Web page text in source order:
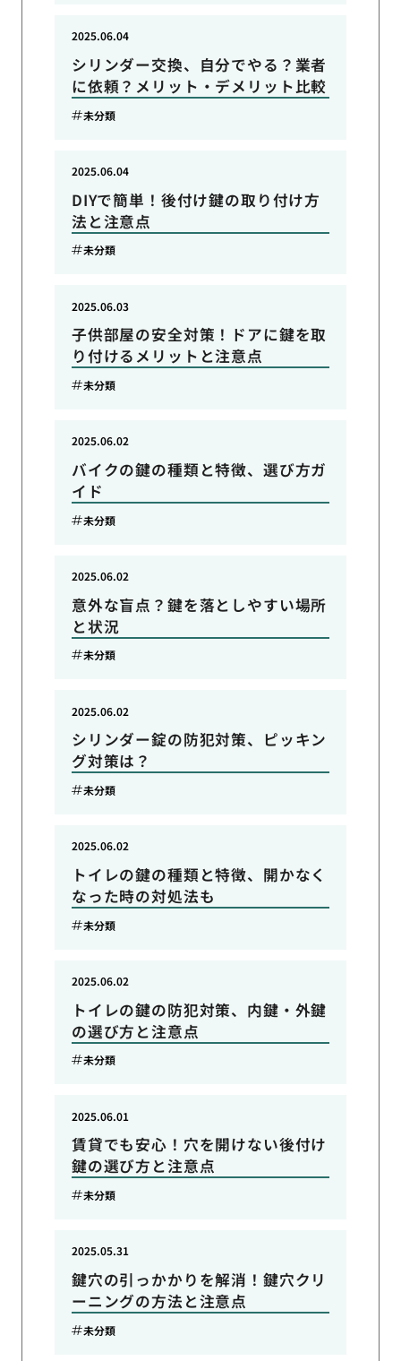
シリンダー交換、自分でやる？業者
に依頼？メリット・デメリット比較
2025.06.04
未分類
DIYで簡単！後付け鍵の取り付け方
法と注意点
2025.06.04
未分類
子供部屋の安全対策！ドアに鍵を取
り付けるメリットと注意点
2025.06.03
未分類
バイクの鍵の種類と特徴、選び方ガ
イド
2025.06.02
未分類
意外な盲点？鍵を落としやすい場所
と状況
2025.06.02
未分類
シリンダー錠の防犯対策、ピッキン
グ対策は？
2025.06.02
未分類
トイレの鍵の種類と特徴、開かなく
なった時の対処法も
2025.06.02
未分類
トイレの鍵の防犯対策、内鍵・外鍵
の選び方と注意点
2025.06.02
未分類
賃貸でも安心！穴を開けない後付け
鍵の選び方と注意点
2025.06.01
未分類
鍵穴の引っかかりを解消！鍵穴クリ
ーニングの方法と注意点
2025.05.31
未分類